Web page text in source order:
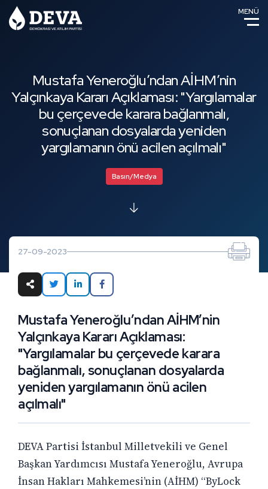
MENÜ
Mustafa Yeneroğlu’ndan AİHM’nin
Yalçınkaya Kararı Açıklaması: "Yargılamalar
bu çerçevede karara bağlanmalı,
sonuçlanan dosyalarda yeniden
yargılamanın önü acilen açılmalı"
Basın/Medya
27-09-2023
Mustafa Yeneroğlu’ndan AİHM’nin
Yalçınkaya Kararı Açıklaması:
"Yargılamalar bu çerçevede karara
bağlanmalı, sonuçlanan dosyalarda
yeniden yargılamanın önü acilen
açılmalı"
DEVA Partisi İstanbul Milletvekili ve Genel
Başkan Yardımcısı Mustafa Yeneroğlu, Avrupa
İnsan Hakları Mahkemesi’nin (AİHM) “ByLock